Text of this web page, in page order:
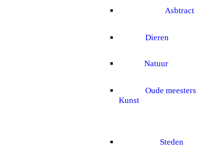
Asbtract
Dieren
Natuur
Oude meesters
Kunst
Steden